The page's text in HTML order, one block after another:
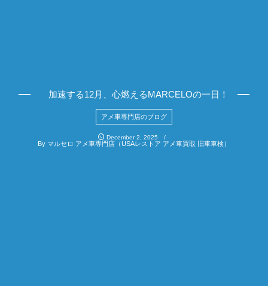
加速する12月、心燃えるMARCELOの一日！
アメ車専門店のブログ
December 2 2025
By マルセロ アメ車専門店（USAレストア アメ車買取 旧車車検）